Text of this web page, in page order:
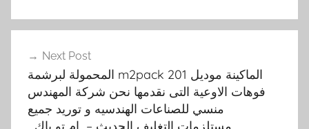
و
Next Post
الماكينة موديل m2pack 201 المحمولة لبرشمة
فوهات الاوعية التى نقدمها نحن شركة المهندس
منسي للصناعات الهندسيه و توريد جميع
مستلزمات التغليف الحديث – ام تو باك